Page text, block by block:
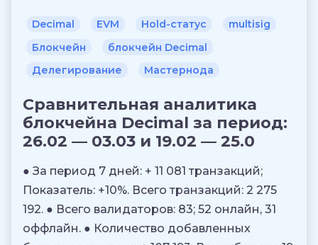
Decimal EVM Hold-статус
multisig
Блокчейн
блокчейн Decimal
Делегирование
Мастернода
Сравнительная аналитика
блокчейна Decimal за период:
26.02 — 03.03 и 19.02 — 25.0
● За период 7 дней: + 11 081 транзакций;
Показатель: +10%. Всего транзакций: 2 275
192. ● Всего валидаторов: 83; 52 онлайн, 31
оффлайн. ● Количество добавленных